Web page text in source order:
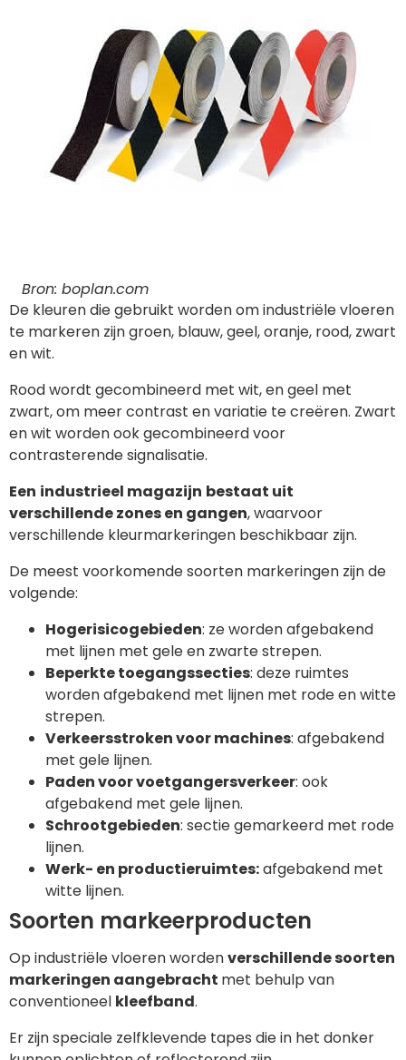
Bron: boplan.com
De kleuren die gebruikt worden om industriële vloeren
te markeren zijn groen, blauw, geel, oranje, rood, zwart
en wit.
Rood wordt gecombineerd met wit, en geel met
zwart, om meer contrast en variatie te creëren. Zwart
en wit worden ook gecombineerd voor
contrasterende signalisatie.
Een industrieel magazijn bestaat uit
verschillende zones en gangen, waarvoor
verschillende kleurmarkeringen beschikbaar zijn.
De meest voorkomende soorten markeringen zijn de
volgende:
Hogerisicogebieden: ze worden afgebakend
met lijnen met gele en zwarte strepen.
Beperkte toegangssecties: deze ruimtes
worden afgebakend met lijnen met rode en witte
strepen.
Verkeersstroken voor machines: afgebakend
met gele lijnen.
Paden voor voetgangersverkeer: ook
afgebakend met gele lijnen.
Schrootgebieden: sectie gemarkeerd met rode
lijnen.
Werk- en productieruimtes:afgebakend met
witte lijnen.
Soorten markeerproducten
Op industriële vloeren wordenverschillende soorten
markeringen aangebracht met behulp van
conventioneel kleefband.
Er zijn speciale zelfklevende tapes die in het donker